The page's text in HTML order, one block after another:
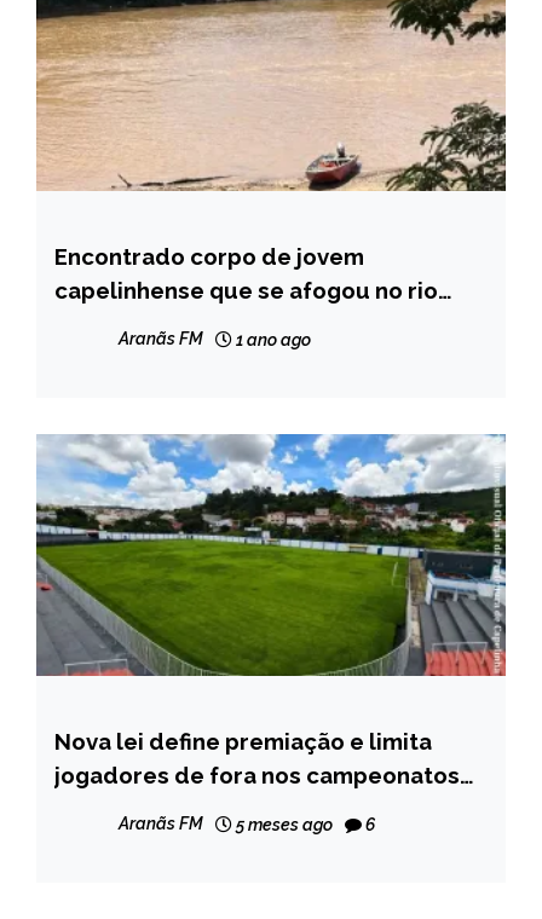
CAPELINHA
MINAS
Encontrado corpo de jovem
capelinhense que se afogou no rio
Aranãs FM 1 ano ago
CAPELINHA
ESPORTES
NOTÍCIAS
Nova lei define premiação e limita
jogadores de fora nos campeonatos
Aranãs FM 5 meses ago 6